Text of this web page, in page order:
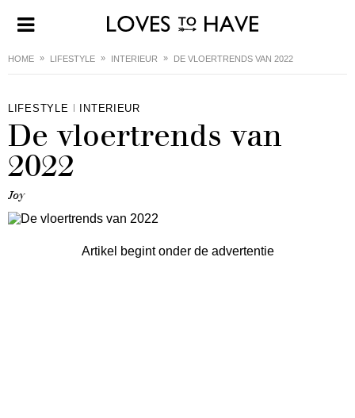
HOME LIFESTYLE INTERIEUR DE VLOERTRENDS VAN 2022
LIFESTYLE INTERIEUR
De vloertrends van
2022
Joy
Artikel begint onder de advertentie